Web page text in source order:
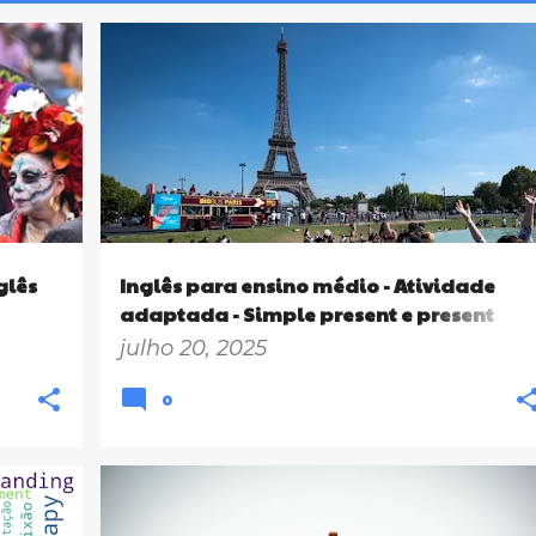
+
Inglês para ensino médio - Atividade
adaptada - Simple present e present
continuous - Ondas de calor - Meio
julho 20, 2025
9ºANO ATIVIDADES 8ºANO
0
+ 2